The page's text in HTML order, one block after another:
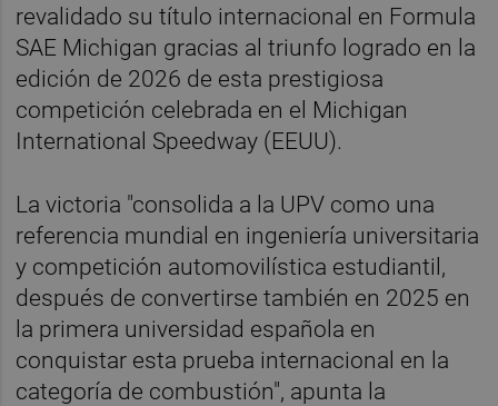
revalidado su título internacional en Formula
SAE Michigan gracias al triunfo logrado en la
edición de 2026 de esta prestigiosa
competición celebrada en el Michigan
International Speedway (EEUU).
La victoria "consolida a la UPV como una
referencia mundial en ingeniería universitaria
y competición automovilística estudiantil,
después de convertirse también en 2025 en
la primera universidad española en
conquistar esta prueba internacional en la
categoría de combustión", apunta la